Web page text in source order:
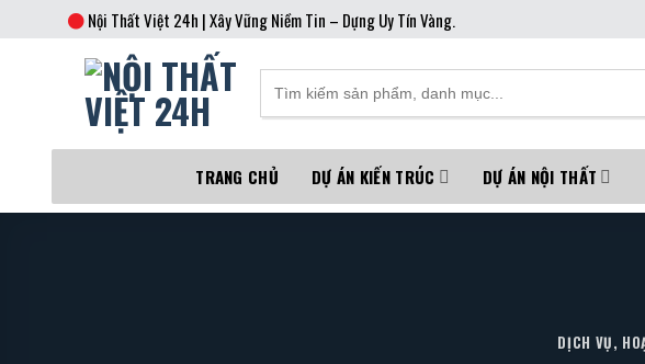
to
Nội Thất Việt 24h | Xây Vững Niềm Tin – Dựng Uy Tín Vàng.
TRANG CHỦ DỰ ÁN KIẾN TRÚC DỰ ÁN NỘI THẤT
DỊCH VỤ,